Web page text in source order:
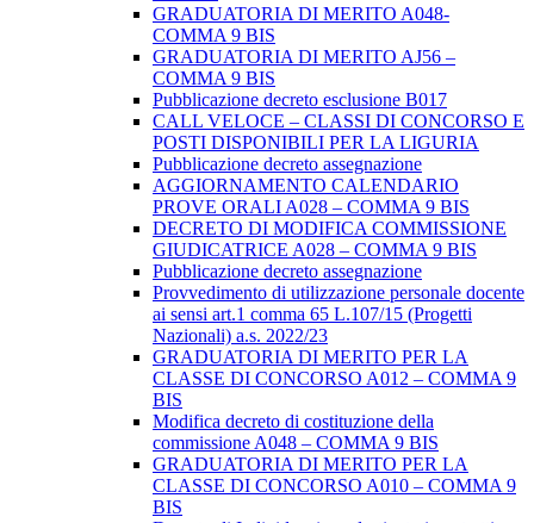
GRADUATORIA DI MERITO A048-
COMMA 9 BIS
GRADUATORIA DI MERITO AJ56 –
COMMA 9 BIS
Pubblicazione decreto esclusione B017
CALL VELOCE – CLASSI DI CONCORSO E
POSTI DISPONIBILI PER LA LIGURIA
Pubblicazione decreto assegnazione
AGGIORNAMENTO CALENDARIO
PROVE ORALI A028 – COMMA 9 BIS
DECRETO DI MODIFICA COMMISSIONE
GIUDICATRICE A028 – COMMA 9 BIS
Pubblicazione decreto assegnazione
Provvedimento di utilizzazione personale docente
ai sensi art.1 comma 65 L.107/15 (Progetti
Nazionali) a.s. 2022/23
GRADUATORIA DI MERITO PER LA
CLASSE DI CONCORSO A012 – COMMA 9
BIS
Modifica decreto di costituzione della
commissione A048 – COMMA 9 BIS
GRADUATORIA DI MERITO PER LA
CLASSE DI CONCORSO A010 – COMMA 9
BIS